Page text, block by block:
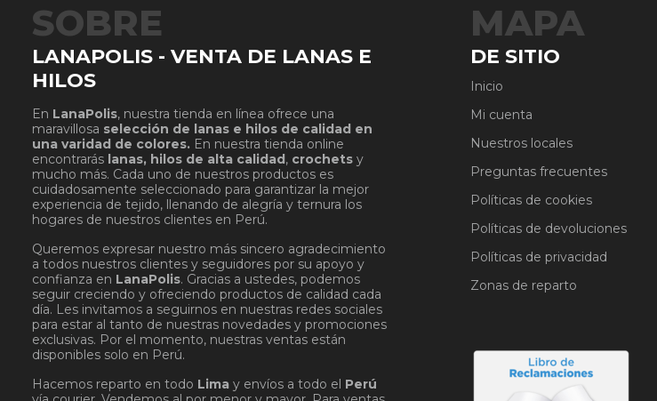
SOBRE
LANAPOLIS - VENTA DE LANAS E
HILOS
En LanaPolis, nuestra tienda en línea ofrece una
maravillosa selección de lanas e hilos de calidad en
una varidad de colores. En nuestra tienda online
encontrarás lanas, hilos de alta calidad, crochets y
mucho más. Cada uno de nuestros productos es
cuidadosamente seleccionado para garantizar la mejor
experiencia de tejido, llenando de alegría y ternura los
hogares de nuestros clientes en Perú.
Queremos expresar nuestro más sincero agradecimiento
a todos nuestros clientes y seguidores por su apoyo y
confianza en LanaPolis. Gracias a ustedes, podemos
seguir creciendo y ofreciendo productos de calidad cada
día. Les invitamos a seguirnos en nuestras redes sociales
para estar al tanto de nuestras novedades y promociones
exclusivas. Por el momento, nuestras ventas están
disponibles solo en Perú.
Hacemos reparto en todo Lima y envíos a todo el Perú
MAPA
DE SITIO
Inicio
Mi cuenta
Nuestros locales
Preguntas frecuentes
Políticas de cookies
Políticas de devoluciones
Políticas de privacidad
Zonas de reparto